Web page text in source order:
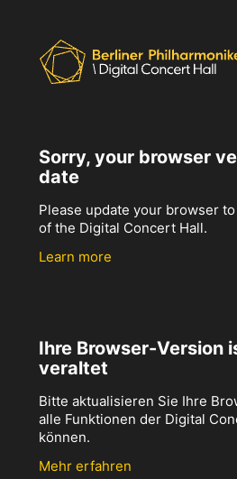
Sorry, your browser
date
Please update your browser
of the Digital Concert Hall.
Learn more
Ihre Browser-Version
veraltet
Bitte aktualisieren Sie Ihre
alle Funktionen der Digital
können.
Mehr erfahren